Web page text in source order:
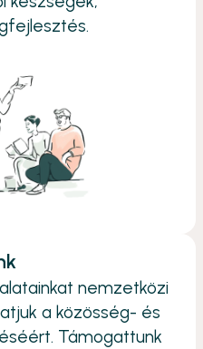
nemzetközi
a közösség- és
Támogattunk